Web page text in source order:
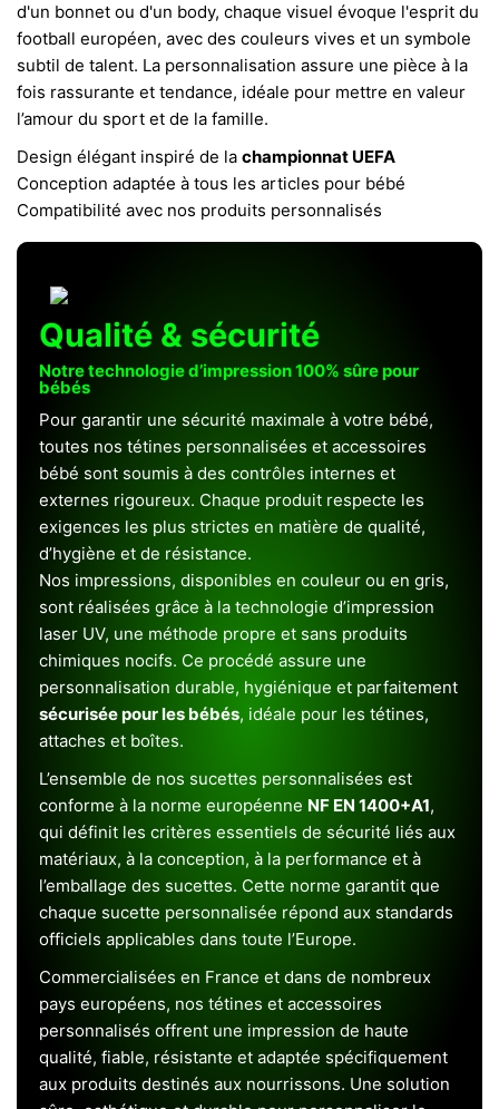
d'un bonnet ou d'un body, chaque visuel évoque l'esprit du
football européen, avec des couleurs vives et un symbole
subtil de talent. La personnalisation assure une pièce à la
fois rassurante et tendance, idéale pour mettre en valeur
l’amour du sport et de la famille.
Design élégant inspiré de la championnat UEFA
Conception adaptée à tous les articles pour bébé
Compatibilité avec nos produits personnalisés
Qualité & sécurité
Notre technologie d’impression 100% sûre pour
bébés
Pour garantir une sécurité maximale à votre bébé,
toutes nos tétines personnalisées et accessoires
bébé sont soumis à des contrôles internes et
externes rigoureux. Chaque produit respecte les
exigences les plus strictes en matière de qualité,
d’hygiène et de résistance.
Nos impressions, disponibles en couleur ou en gris,
sont réalisées grâce à la technologie d’impression
laser UV, une méthode propre et sans produits
chimiques nocifs. Ce procédé assure une
personnalisation durable, hygiénique et parfaitement
sécurisée pour les bébés, idéale pour les tétines,
attaches et boîtes.
L’ensemble de nos sucettes personnalisées est
conforme à la norme européenne NF EN 1400+A1,
qui définit les critères essentiels de sécurité liés aux
matériaux, à la conception, à la performance et à
l’emballage des sucettes. Cette norme garantit que
chaque sucette personnalisée répond aux standards
officiels applicables dans toute l’Europe.
Commercialisées en France et dans de nombreux
pays européens, nos tétines et accessoires
personnalisés offrent une impression de haute
qualité, fiable, résistante et adaptée spécifiquement
aux produits destinés aux nourrissons. Une solution